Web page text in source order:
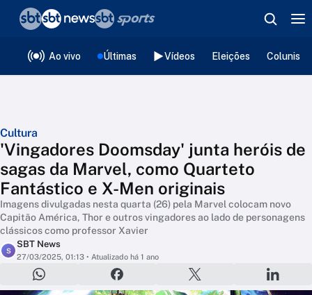
Ao vivo Últimas Vídeos Eleições
Cultura
'Vingadores Doomsday' junta heróis de
sagas da Marvel, como Quarteto
Fantástico e X-Men originais
Imagens divulgadas nesta quarta (26) pela Marvel colocam novo
Capitão América, Thor e outros vingadores ao lado de personagens
clássicos como professor Xavier
S
SBT News
27/03/2025, 01:13 • Atualizado há 1 ano
❮voltar
Editorias